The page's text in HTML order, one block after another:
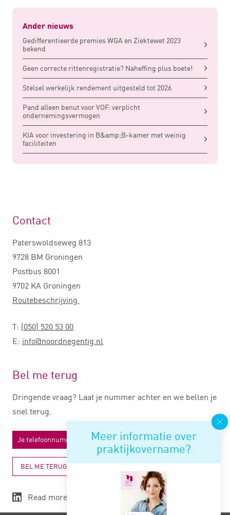
Ander nieuws
Gedifferentieerde premies WGA en Ziektewet 2023
bekend
Geen correcte rittenregistratie? Naheffing plus boete!
Stelsel werkelijk rendement uitgesteld tot 2026
Pand alleen benut voor VOF: verplicht
ondernemingsvermogen
KIA voor investering in B&amp;B-kamer met weinig
faciliteiten
Meer informatie over
praktijkovername?
Contact
Paterswoldseweg 813
9728 BM Groningen
Postbus 8001
9702 KA Groningen
Routebeschrijving
T: (050) 520 53 00
E: info@noordnegentig.nl
Bel me terug
Dringende vraag? Laat je nummer achter en we bellen je
snel terug.
BEL ME TERUG
Read more